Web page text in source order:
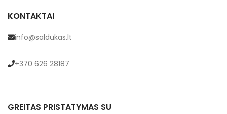
KONTAKTAI
info@saldukas.lt
+370 626 28187
GREITAS PRISTATYMAS SU